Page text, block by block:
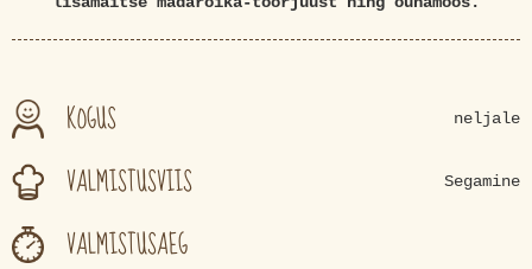
KOGUS neljale
VALMISTUSVIIS Segamine
VALMISTUSAEG